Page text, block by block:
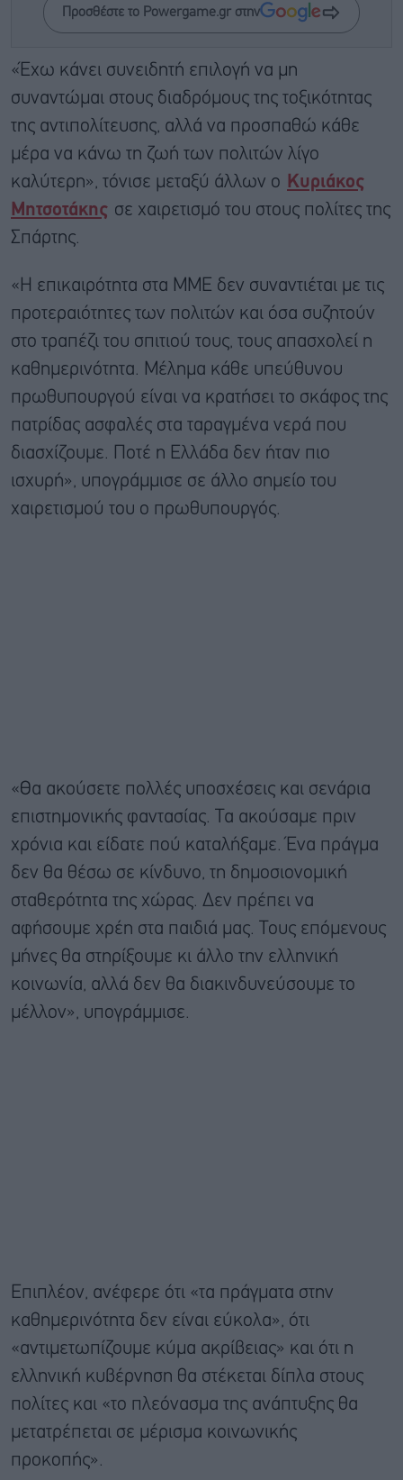
Προσθέστε το Powergame.gr στην
«Έχω κάνει συνειδητή επιλογή να μη
συναντώμαι στους διαδρόμους της τοξικότητας
της αντιπολίτευσης, αλλά να προσπαθώ κάθε
μέρα να κάνω τη ζωή των πολιτών λίγο
καλύτερη», τόνισε μεταξύ άλλων ο
Κυριάκος
Μητσοτάκης σε χαιρετισμό του στους πολίτες της
Σπάρτης.
«Η επικαιρότητα στα ΜΜΕ δεν συναντιέται με τις
προτεραιότητες των πολιτών και όσα συζητούν
στο τραπέζι του σπιτιού τους, τους απασχολεί η
καθημερινότητα. Μέλημα κάθε υπεύθυνου
πρωθυπουργού είναι να κρατήσει το σκάφος της
πατρίδας ασφαλές στα ταραγμένα νερά που
διασχίζουμε. Ποτέ η Ελλάδα δεν ήταν πιο
ισχυρή», υπογράμμισε σε άλλο σημείο του
χαιρετισμού του ο πρωθυπουργός.
«Θα ακούσετε πολλές υποσχέσεις και σενάρια
επιστημονικής φαντασίας. Τα ακούσαμε πριν
χρόνια και είδατε πού καταλήξαμε. Ένα πράγμα
δεν θα θέσω σε κίνδυνο, τη δημοσιονομική
σταθερότητα της χώρας. Δεν πρέπει να
αφήσουμε χρέη στα παιδιά μας. Τους επόμενους
μήνες θα στηρίξουμε κι άλλο την ελληνική
κοινωνία, αλλά δεν θα διακινδυνεύσουμε το
μέλλον», υπογράμμισε.
Επιπλέον, ανέφερε ότι «τα πράγματα στην
καθημερινότητα δεν είναι εύκολα», ότι
«αντιμετωπίζουμε κύμα ακρίβειας» και ότι η
ελληνική κυβέρνηση θα στέκεται δίπλα στους
πολίτες και «το πλεόνασμα της ανάπτυξης θα
μετατρέπεται σε μέρισμα κοινωνικής
προκοπής».